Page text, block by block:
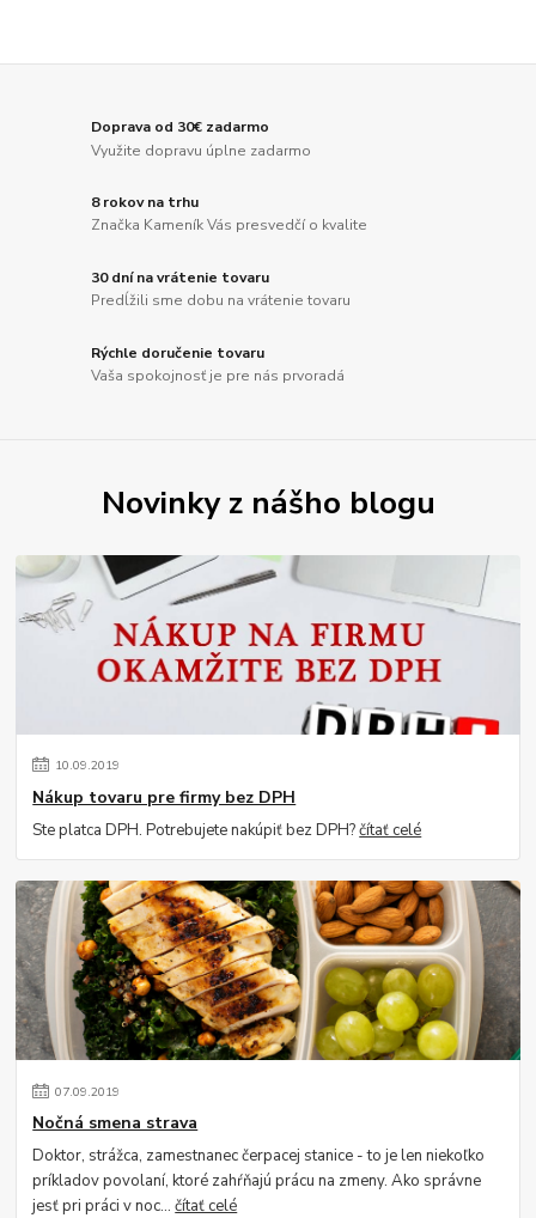
Doprava od 30€ zadarmo
Využite dopravu úplne zadarmo
8 rokov na trhu
Značka Kameník Vás presvedčí o kvalite
30 dní na vrátenie tovaru
Predĺžili sme dobu na vrátenie tovaru
Rýchle doručenie tovaru
Vaša spokojnosť je pre nás prvoradá
Novinky z nášho blogu
10.09.2019
Nákup tovaru pre firmy bez DPH
Ste platca DPH. Potrebujete nakúpiť bez DPH?čítať celé
07.09.2019
Nočná smena strava
Doktor, strážca, zamestnanec čerpacej stanice - to je len niekoľko
príkladov povolaní, ktoré zahŕňajú prácu na zmeny. Ako správne
jesť pri práci v noc...čítať celé